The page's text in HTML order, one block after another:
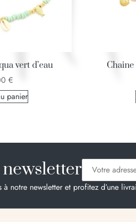
vert d’eau
€
panier
à notre newsletter et profitez d’une